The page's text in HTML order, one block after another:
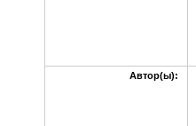
Автор(ы):